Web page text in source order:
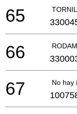
65
66
No hay
67